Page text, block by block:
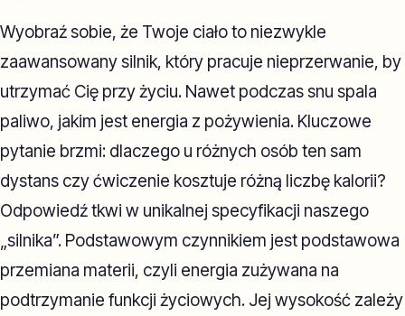
Wyobraź sobie, że Twoje ciało to niezwykle
zaawansowany silnik, który pracuje nieprzerwanie, by
utrzymać Cię przy życiu. Nawet podczas snu spala
paliwo, jakim jest energia z pożywienia. Kluczowe
pytanie brzmi: dlaczego u różnych osób ten sam
dystans czy ćwiczenie kosztuje różną liczbę kalorii?
Odpowiedź tkwi w unikalnej specyfikacji naszego
„silnika”. Podstawowym czynnikiem jest podstawowa
przemiana materii, czyli energia zużywana na
podtrzymanie funkcji życiowych. Jej wysokość zależy